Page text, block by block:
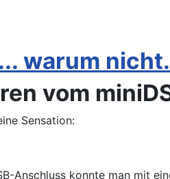
warum
vom
Sensation:
Anschluss konnte man mit